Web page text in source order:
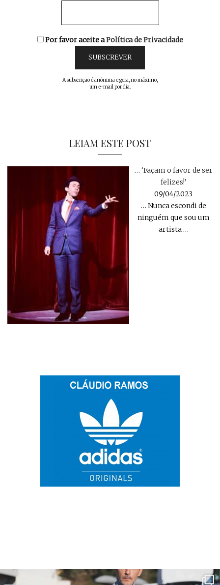
Por favor aceite aPolítica de Privacidade
A subscrição é anónima e gera, no máximo,
um e-mail por dia.
LEIAM ESTE POST
… ‘Façam o favor de ser
felizes!’
09/04/2023
… Nunca escondi de
ninguém que sou um
artista…